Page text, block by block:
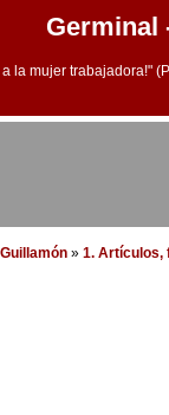
Germinal
a la mujer trabajadora!"
» 1. Artículos,